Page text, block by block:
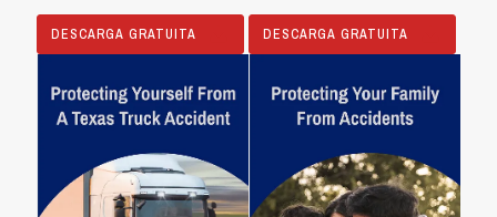
DESCARGA GRATUITA DESCARGA GRATUITA